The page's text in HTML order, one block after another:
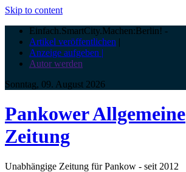
Skip to content
Einfach.SmartCity.Machen:Berlin! -
Artikel veröffentlichen |
Anzeige aufgeben |
Autor werden
Sonntag, 09. August 2026
Pankower Allgemeine
Zeitung
Unabhängige Zeitung für Pankow - seit 2012